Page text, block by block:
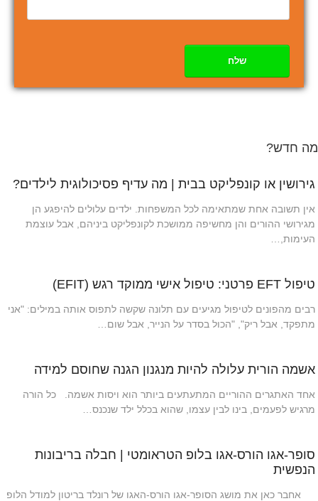
שלח
מה חדש?
גירושין או קונפליקט בבית | מה עדיף פסיכולוגית לילדים?
אין תשובה אחת שמתאימה לכל המשפחות. ילדים עלולים להיפגע הן
מגירושי ההורים והן מחשיפה ממושכת לקונפליקט ביניהם, אבל עוצמת
העימות,…
טיפול EFT פרטני: טיפול אישי ממוקד רגש (EFIT)
רבים מהפונים לטיפול מגיעים עם תלונה שקשה לתפוס אותה במילים: "אני
מתפקד, אבל ריק", "הכול בסדר על הנייר, אבל שום…
אשמה הורית עלולה להיות מנגנון הגנה שחוסם למידה
אחד האתגרים ההוריים המתעתעים ביותר הוא ויסות אשמה. כל הורה
מרגיש לפעמים, בינו לבין עצמו, שהוא בכלל ילד שנכנס…
סופר-אגו הורס-אגו בלופ הטראומטי | חבלה בריבונות
הנפשית
אחבר כאן את מושג הסופר-אגו הורס-האגו של רונלד בריטון למודל הלופ